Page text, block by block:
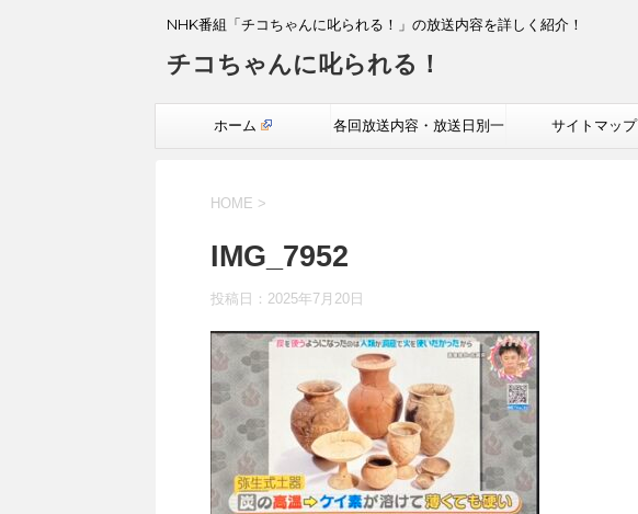
NHK番組「チコちゃんに叱られる！」の放送内容を詳しく紹介！
チコちゃんに叱られる！
ホーム 各回放送内容・放送日別一 サイトマップ
HOME >
IMG_7952
投稿日： 2025年7月20日